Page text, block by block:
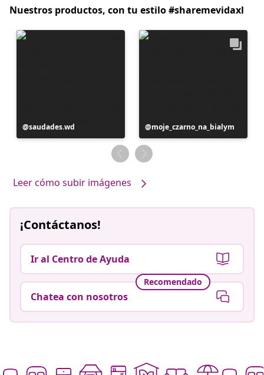
Nuestros productos, con tu estilo #sharemevidaxl
Publicación
realizada
saudades.wd
Publicación
realizada
por
moje_czarno_na_bialym
Leer cómo subir imágenes
¡Contáctanos!
Ir al Centro de Ayuda
Recomendado
Chatea con nosotros